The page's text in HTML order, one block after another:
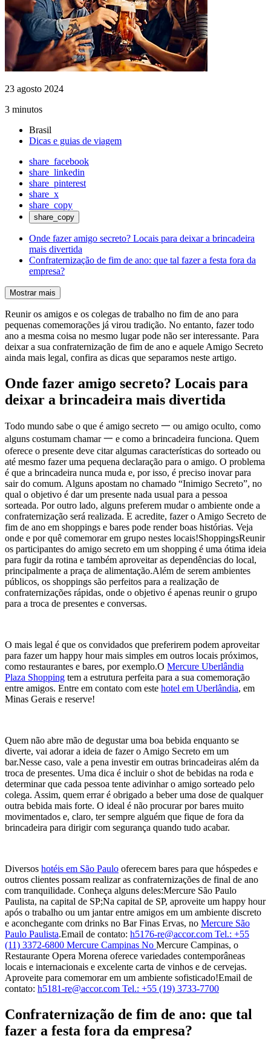
23 agosto 2024
3 minutos
Brasil
Dicas e guias de viagem
share_facebook
share_linkedin
share_pinterest
share_x
share_copy
share_copy
Onde fazer amigo secreto? Locais para deixar a brincadeira
mais divertida
Confraternização de fim de ano: que tal fazer a festa fora da
empresa?
Mostrar mais
Reunir os amigos e os colegas de trabalho no fim de ano para
pequenas comemorações já virou tradição. No entanto, fazer todo
ano a mesma coisa no mesmo lugar pode não ser interessante. Para
deixar a sua confraternização de fim de ano e aquele Amigo Secreto
ainda mais legal, confira as dicas que separamos neste artigo.
Onde fazer amigo secreto? Locais para
deixar a brincadeira mais divertida
Todo mundo sabe o que é amigo secreto 一 ou amigo oculto, como
alguns costumam chamar 一 e como a brincadeira funciona. Quem
oferece o presente deve citar algumas características do sorteado ou
até mesmo fazer uma pequena declaração para o amigo. O problema
é que a brincadeira nunca muda e, por isso, é preciso inovar para
sair do comum. Alguns apostam no chamado “Inimigo Secreto”, no
qual o objetivo é dar um presente nada usual para a pessoa
sorteada. Por outro lado, alguns preferem mudar o ambiente onde a
confraternização será realizada. E acredite, fazer o Amigo Secreto de
fim de ano em shoppings e bares pode render boas histórias. Veja
onde e por quê comemorar em grupo nestes locais!ShoppingsReunir
os participantes do amigo secreto em um shopping é uma ótima ideia
para fugir da rotina e também aproveitar as dependências do local,
principalmente a praça de alimentação.Além de serem ambientes
públicos, os shoppings são perfeitos para a realização de
confraternizações rápidas, onde o objetivo é apenas reunir o grupo
para a troca de presentes e conversas.
O mais legal é que os convidados que preferirem podem aproveitar
para fazer um happy hour mais simples em outros locais próximos,
como restaurantes e bares, por exemplo.O Mercure Uberlândia
Plaza Shopping tem a estrutura perfeita para a sua comemoração
entre amigos. Entre em contato com este hotel em Uberlândia, em
Minas Gerais e reserve!
Quem não abre mão de degustar uma boa bebida enquanto se
diverte, vai adorar a ideia de fazer o Amigo Secreto em um
bar.Nesse caso, vale a pena investir em outras brincadeiras além da
troca de presentes. Uma dica é incluir o shot de bebidas na roda e
determinar que cada pessoa tente adivinhar o amigo sorteado pelo
colega. Assim, quem errar é obrigado a beber uma dose de qualquer
outra bebida mais forte. O ideal é não procurar por bares muito
movimentados e, claro, ter sempre alguém que fique de fora da
brincadeira para dirigir com segurança quando tudo acabar.
Diversos hotéis em São Paulo oferecem bares para que hóspedes e
outros clientes possam realizar as confraternizações de final de ano
com tranquilidade. Conheça alguns deles:Mercure São Paulo
Paulista, na capital de SP;Na capital de SP, aproveite um happy hour
após o trabalho ou um jantar entre amigos em um ambiente discreto
e aconchegante com drinks no Bar Finas Ervas, no Mercure São
Paulo Paulista.Email de contato: h5176-re@accor.com Tel.: +55
(11) 3372-6800 Mercure Campinas No Mercure Campinas, o
Restaurante Opera Morena oferece variedades contemporâneas
locais e internacionais e excelente carta de vinhos e de cervejas.
Aproveite para comemorar em um ambiente sofisticado!Email de
contato: h5181-re@accor.com Tel.: +55 (19) 3733-7700
Confraternização de fim de ano: que tal
fazer a festa fora da empresa?